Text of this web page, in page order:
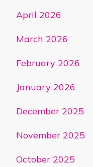
April 2026
March 2026
February 2026
January 2026
December 2025
November 2025
October 2025